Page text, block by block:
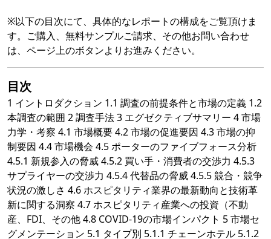
※以下の目次にて、具体的なレポートの構成をご覧頂けま
す。ご購入、無料サンプルご請求、その他お問い合わせ
は、ページ上のボタンよりお進みください。
目次
1 イントロダクション 1.1 調査の前提条件と市場の定義 1.2
本調査の範囲 2 調査手法 3 エグゼクティブサマリー 4 市場
力学・考察 4.1 市場概要 4.2 市場の促進要因 4.3 市場の抑
制要因 4.4 市場機会 4.5 ポーターのファイブフォース分析
4.5.1 新規参入の脅威 4.5.2 買い手・消費者の交渉力 4.5.3
サプライヤーの交渉力 4.5.4 代替品の脅威 4.5.5 競合・競争
状況の激しさ 4.6 ホスピタリティ業界の最新動向と技術革
新に関する洞察 4.7 ホスピタリティ産業への投資（不動
産、FDI、その他 4.8 COVID-19の市場インパクト 5 市場セ
グメンテーション 5.1 タイプ別 5.1.1 チェーンホテル 5.1.2